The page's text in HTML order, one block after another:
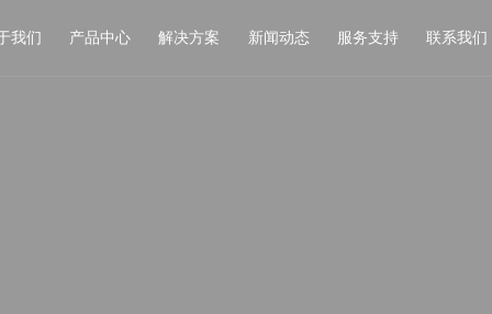
我们 产品中心 解决方案 新闻动态 服务支持 联系我们